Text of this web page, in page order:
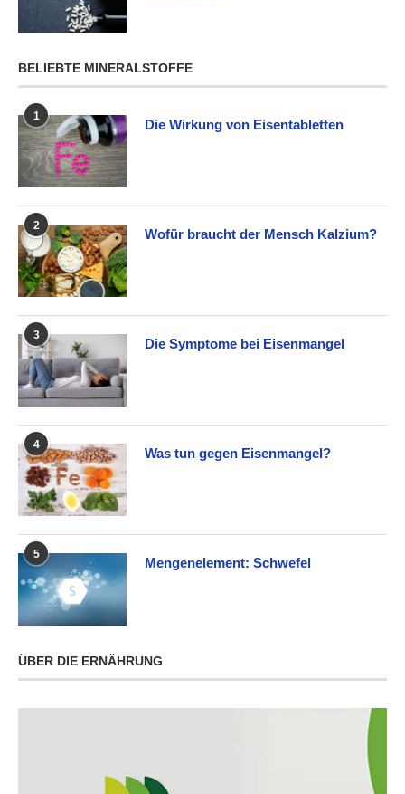
BELIEBTE MINERALSTOFFE
1
Die Wirkung von Eisentabletten
2
Wofür braucht der Mensch Kalzium?
3
Die Symptome bei Eisenmangel
4
Was tun gegen Eisenmangel?
5
Mengenelement: Schwefel
ÜBER DIE ERNÄHRUNG